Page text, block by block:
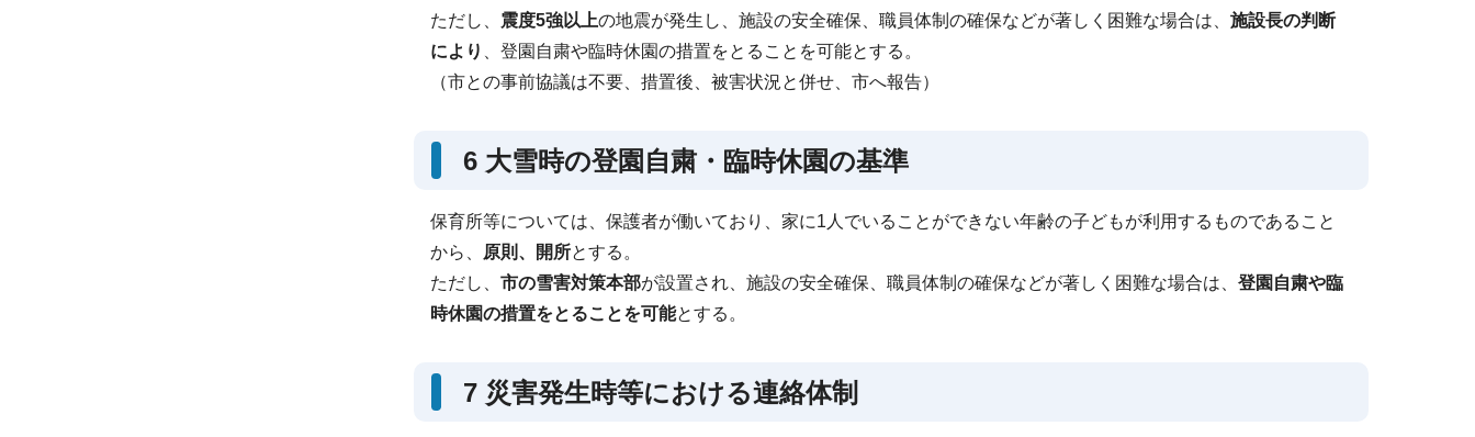
ただし、 震度5強以上の地震が発生し、施設の安全確保、職員体制の確保などが著しく困難な場合は、 施設長の判断
により
、登園自粛や臨時休園の措置をとることを可能とする。
（市との事前協議は不要、措置後、被害状況と併せ、市へ報告）
6 大雪時の登園自粛・臨時休園の基準
保育所等については、保護者が働いており、家に1人でいることができない年齢の子どもが利用するものであること
から、
原則、開所とする。
ただし、 市の雪害対策本部が設置され、施設の安全確保、職員体制の確保などが著しく困難な場合は、 登園自粛や臨
時休園の措置をとることを可能とする。
7 災害発生時等における連絡体制